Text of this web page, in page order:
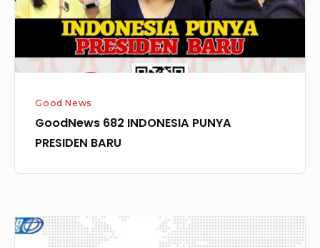
Good News
GoodNews 682 INDONESIA PUNYA
PRESIDEN BARU
GoodNews